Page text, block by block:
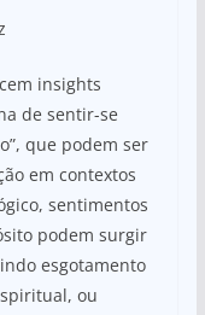
insights
de sentir-se
que podem ser
em contextos
sentimentos
podem surgir
esgotamento
ou